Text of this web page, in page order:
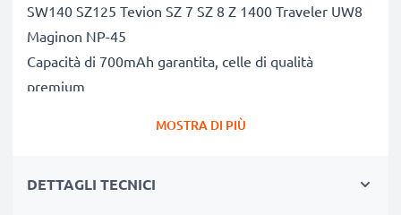
SW140 SZ125 Tevion SZ 7 SZ 8 Z 1400 Traveler UW8
Maginon NP-45
Capacità di 700mAh garantita, celle di qualità
premium
stesso peso e maggiore capacità, ciò che alla prova dei
MOSTRA DI PIÙ
DETTAGLI TECNICI